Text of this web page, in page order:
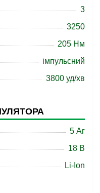
3
3250
205 Нм
імпульсний
3800 уд/хв
5 Аг
18 B
Li-Ion